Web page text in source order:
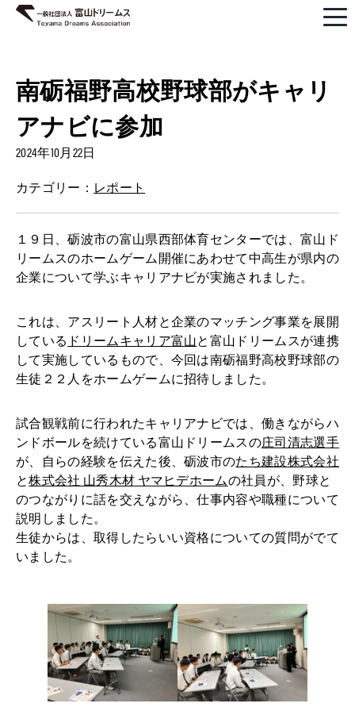
南砺福野高校野球部がキャリ
アナビに参加
2024年10月22日
カテゴリー： レポート
１９日、砺波市の富山県西部体育センターでは、富山ド
リームスのホームゲーム開催にあわせて中高生が県内の
企業について学ぶキャリアナビが実施されました。
これは、アスリート人材と企業のマッチング事業を展開
している ドリームキャリア富山と富山ドリームスが連携
して実施しているもので、今回は南砺福野高校野球部の
生徒２２人をホームゲームに招待しました。
試合観戦前に行われたキャリアナビでは、働きながらハ
ンドボールを続けている富山ドリームスの庄司清志選手
が、自らの経験を伝えた後、砺波市のたち建設株式会社
と株式会社 山秀木材 ヤマヒデホームの社員が、野球と
のつながりに話を交えながら、仕事内容や職種について
説明しました。
生徒からは、取得したらいい資格についての質問がでて
いました。